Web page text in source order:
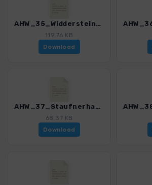
AHW_35_Widdersteinhuette_Mindelheimer_Boedmen.gpx
119.76 KB
Download
AHW_37_Staufnerhaus_Gunzesriedersaege.gpx
68.37 KB
Download